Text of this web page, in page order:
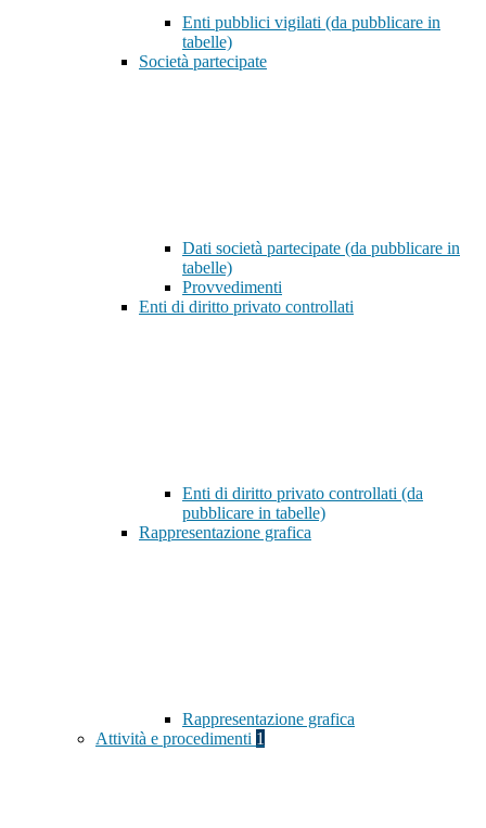
Enti pubblici vigilati (da pubblicare in
tabelle)
Società partecipate
Dati società partecipate (da pubblicare in
tabelle)
Provvedimenti
Enti di diritto privato controllati
Enti di diritto privato controllati (da
pubblicare in tabelle)
Rappresentazione grafica
Rappresentazione grafica
Attività e procedimenti 1